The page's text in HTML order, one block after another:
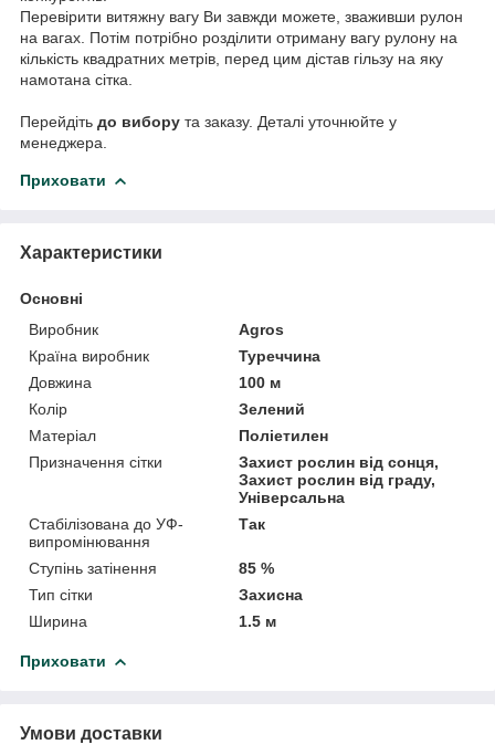
Перевірити витяжну вагу Ви завжди можете, зваживши рулон
на вагах. Потім потрібно розділити отриману вагу рулону на
кількість квадратних метрів, перед цим дістав гільзу на яку
намотана сітка.
Перейдіть до вибору та заказу. Деталі уточнюйте у
менеджера.
Приховати
Характеристики
Основні
Виробник
Agros
Країна виробник
Туреччина
Довжина
100 м
Колір
Зелений
Матеріал
Поліетилен
Призначення сітки
Захист рослин від сонця,
Захист рослин від граду,
Універсальна
Стабілізована до УФ-
випромінювання
Так
Ступінь затінення
85 %
Тип сітки
Захисна
Ширина
1.5 м
Приховати
Умови доставки